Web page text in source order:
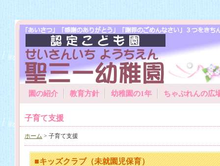
園の紹介 教育方針 幼稚園の1年 ちゃぷれんの広
子育て支援
ホーム > 子育て支援
■キッズクラブ（未就園児保育）